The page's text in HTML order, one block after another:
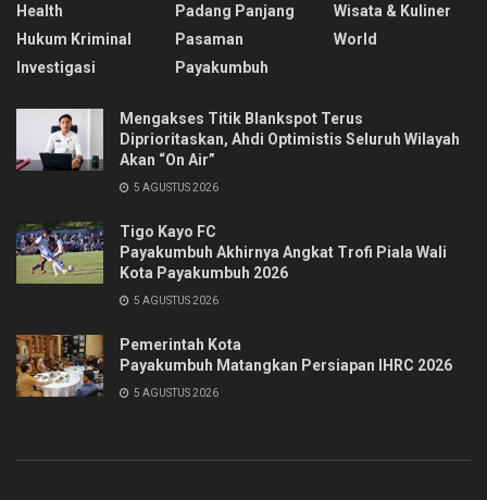
Health
Hukum Kriminal
Investigasi
Padang Panjang
Pasaman
Payakumbuh
Wisata & Kuliner
World
Mengakses Titik Blankspot Terus
Diprioritaskan, Ahdi Optimistis Seluruh Wilayah
Akan “On Air”
5 AGUSTUS 2026
Tigo Kayo FC
Payakumbuh Akhirnya Angkat Trofi Piala Wali
Kota Payakumbuh 2026
5 AGUSTUS 2026
Pemerintah Kota
Payakumbuh Matangkan Persiapan IHRC 2026
5 AGUSTUS 2026